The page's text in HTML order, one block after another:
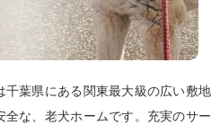
葉県にある関東最大級の広い敷地
な、老犬ホームです。充実のサー